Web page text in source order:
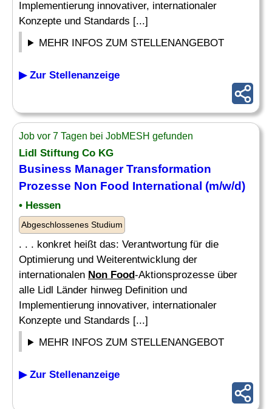
Implementierung innovativer, internationaler
Konzepte und Standards [...]
MEHR INFOS ZUM STELLENANGEBOT
▶ Zur Stellenanzeige
Job vor 7 Tagen bei JobMESH gefunden
Lidl Stiftung Co KG
Business Manager Transformation
Prozesse Non Food International (m/w/d)
• Hessen
Abgeschlossenes Studium
. . . konkret heißt das: Verantwortung für die
Optimierung und Weiterentwicklung der
internationalen Non Food-Aktionsprozesse über
alle Lidl Länder hinweg Definition und
Implementierung innovativer, internationaler
Konzepte und Standards [...]
MEHR INFOS ZUM STELLENANGEBOT
▶ Zur Stellenanzeige